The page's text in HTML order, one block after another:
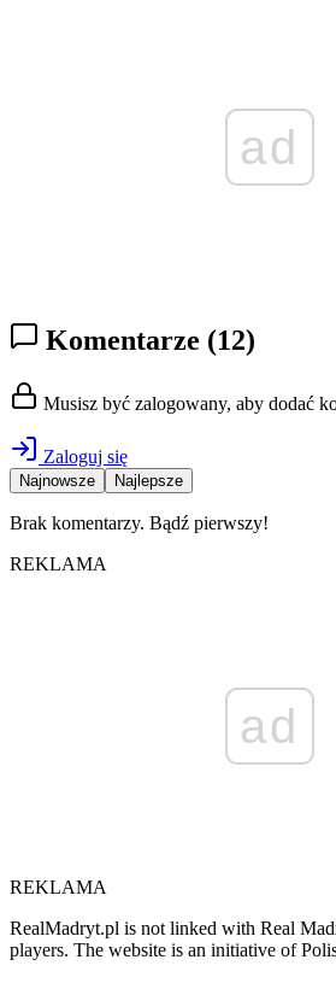
ad
Komentarze (12)
Musisz być zalogowany, aby dodać
Zaloguj się
Najnowsze Najlepsze
Brak komentarzy. Bądź pierwszy!
REKLAMA
ad
REKLAMA
RealMadryt.pl is not linked with Real
players. The website is an initiative of